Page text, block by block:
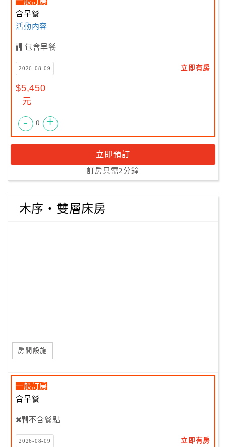
含早餐
活動內容
包含早餐
2026-08-09 立即有房
$5,450
元
- 0 +
立即預訂
訂房只需2分鐘
木序・雙層床房
房間設施
一般訂房
含早餐
不含餐點
2026-08-09 立即有房